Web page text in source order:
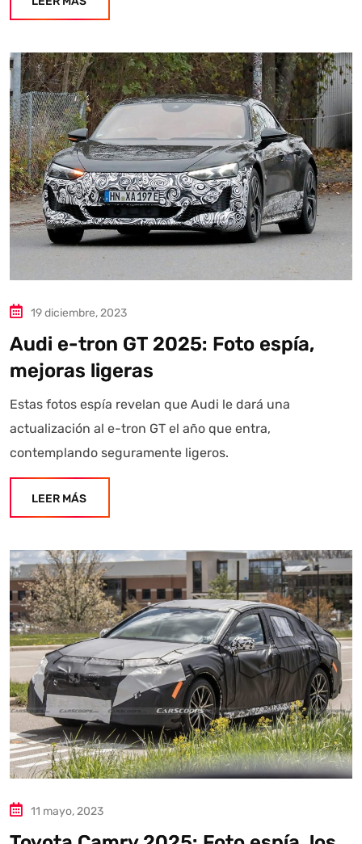
19 diciembre, 2023
Audi e-tron GT 2025: Foto espía,
mejoras ligeras
Estas fotos espía revelan que Audi le dará una
actualización al e-tron GT el año que entra,
contemplando seguramente ligeros.
LEER MÁS
11 mayo, 2023